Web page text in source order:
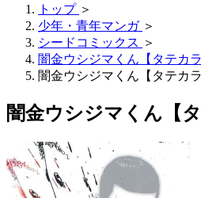
トップ ＞
少年・青年マンガ ＞
シードコミックス ＞
闇金ウシジマくん【タテカラ
闇金ウシジマくん【タテカ
闇金ウシジマくん【